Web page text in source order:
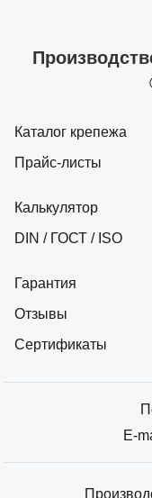
Каталог крепежа
Прайс-листы
Калькулятор
DIN / ГОСТ / ISO
Гарантия
Отзывы
Сертификаты
E-